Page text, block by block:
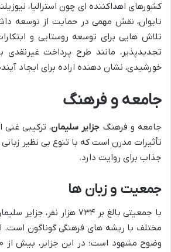
کشورهای اهداکننده ای چون استرالیا،
تایوان، نقش مهمی در حمایت از توسعه
تلاش هایی برای توسعه روستایی و
تجدیدپذیر، مانند طرح پرداخت غیرنقدی
خورشیدی، نشان دهنده اراده برای ایجاد
جامعه و فرهنگ
جامعه و فرهنگ جزایر سلیمان، ترکیبی
تأثیرات مدرن است که با تنوع بی نظیر
جذاب برای روایت دارد.
جمعیت و زبان ها
با جمعیتی بالغ بر ۷۳۴ هزار
مختلف با ریشه های فرهنگی گوناگون است.